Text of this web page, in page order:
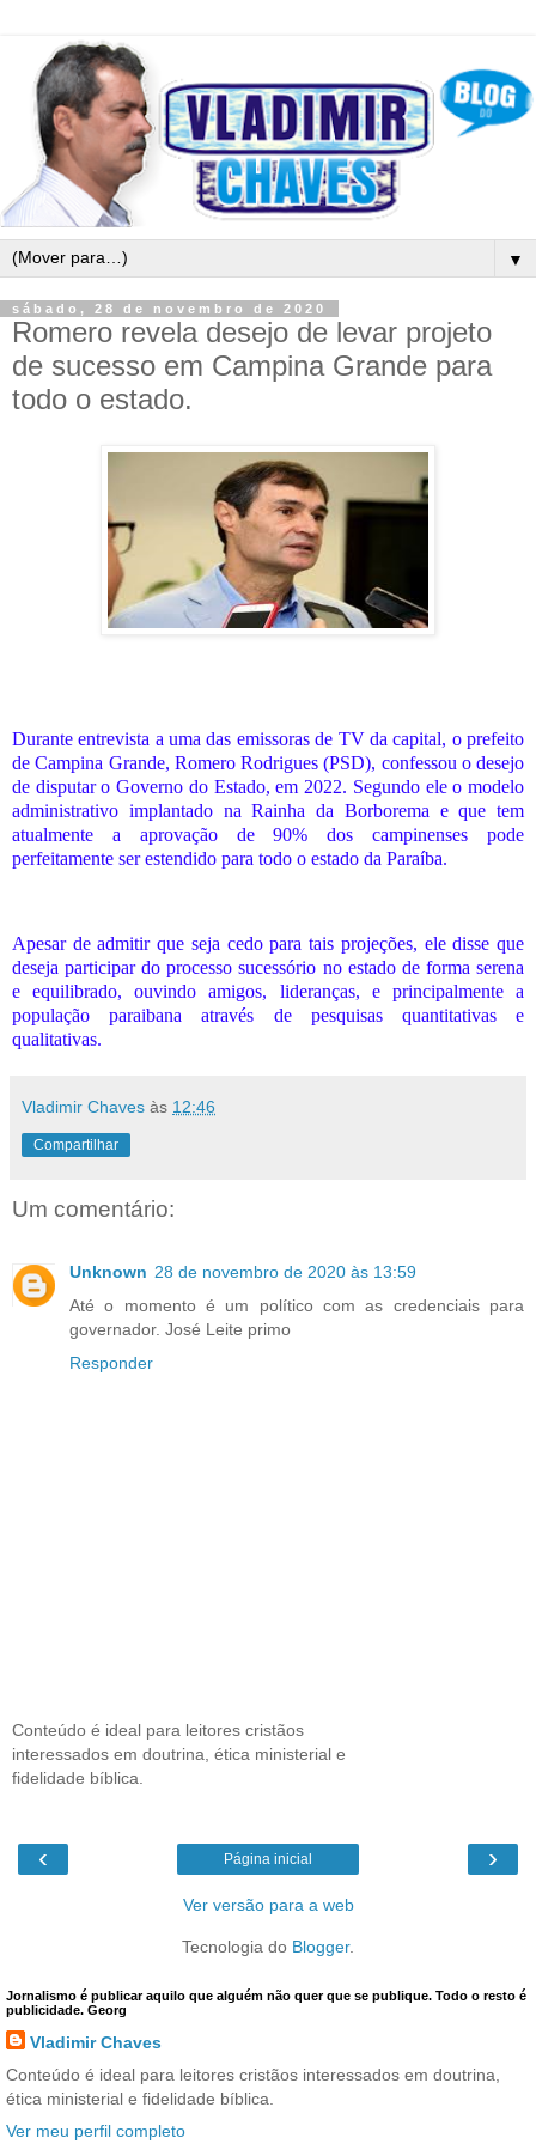
▼
sábado, 28 de novembro de 2020
Romero revela desejo de levar projeto
de sucesso em Campina Grande para
todo o estado.
Durante entrevista a uma das emissoras de TV da capital, o prefeito
de Campina Grande, Romero Rodrigues (PSD), confessou o desejo
de disputar o Governo do Estado, em 2022. Segundo ele o modelo
administrativo implantado na Rainha da Borborema e que tem
atualmente a aprovação de 90% dos campinenses pode
perfeitamente ser estendido para todo o estado da Paraíba.
Apesar de admitir que seja cedo para tais projeções, ele disse que
deseja participar do processo sucessório no estado de forma serena
e equilibrado, ouvindo amigos, lideranças, e principalmente a
população paraibana através de pesquisas quantitativas e
qualitativas.
Vladimir Chaves às 12:46
Compartilhar
Um comentário:
Unknown 28 de novembro de 2020 às 13:59
Até o momento é um político com as credenciais para
governador. José Leite primo
Responder
Conteúdo é ideal para leitores cristãos
interessados em doutrina, ética ministerial e
fidelidade bíblica.
‹ ›
Página inicial
Ver versão para a web
Tecnologia do Blogger.
Jornalismo é publicar aquilo que alguém não quer que se publique. Todo o resto é
publicidade. Georg
Vladimir Chaves
Conteúdo é ideal para leitores cristãos interessados em doutrina,
ética ministerial e fidelidade bíblica.
Ver meu perfil completo